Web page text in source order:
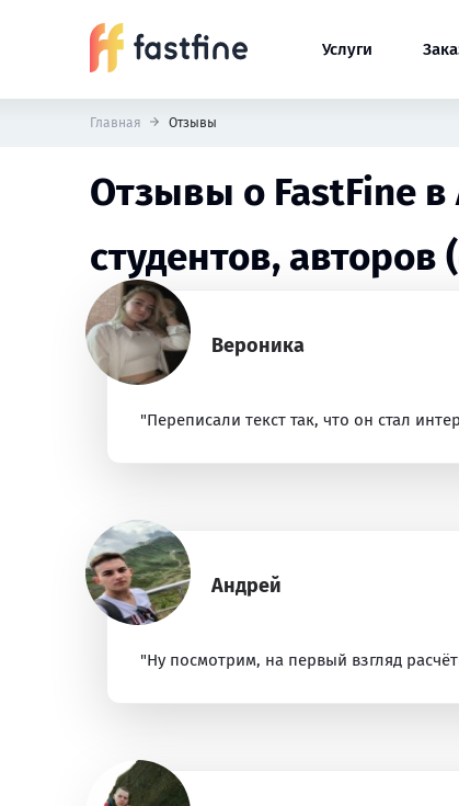
Услуги
Главная Отзывы
Отзывы о FastFine
студентов, авторов
Вероника
"Переписали текст так, что он стал
Андрей
"Ну посмотрим, на первый взгляд